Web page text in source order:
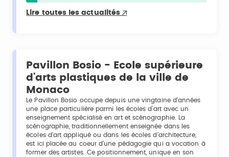
Lire toutes les actualités
Pavillon Bosio - Ecole supérieure
d'arts plastiques de la ville de
Monaco
Le Pavillon Bosio occupe depuis une vingtaine d’années
une place particulière parmi les écoles d’art avec un
enseignement spécialisé en art et scénographie. La
scénographie, traditionnellement enseignée dans les
écoles d’art appliqué ou dans les écoles d’architecture,
est ici placée au coeur d’une pédagogie qui a vocation à
former des artistes. Ce positionnement, unique en son